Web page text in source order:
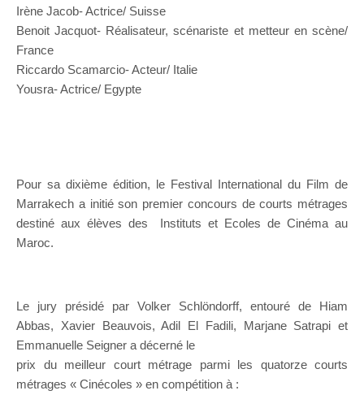
Irène Jacob- Actrice/ Suisse
Benoit Jacquot- Réalisateur, scénariste et metteur en scène/
France
Riccardo Scamarcio- Acteur/ Italie
Yousra- Actrice/ Egypte
Pour sa dixième édition, le Festival International du Film de
Marrakech a initié son premier concours de courts métrages
destiné aux élèves des Instituts et Ecoles de Cinéma au
Maroc.
Le jury présidé par Volker Schlöndorff, entouré de Hiam
Abbas, Xavier Beauvois, Adil El Fadili, Marjane Satrapi et
Emmanuelle Seigner a décerné le
prix du meilleur court métrage parmi les quatorze courts
métrages « Cinécoles » en compétition à :